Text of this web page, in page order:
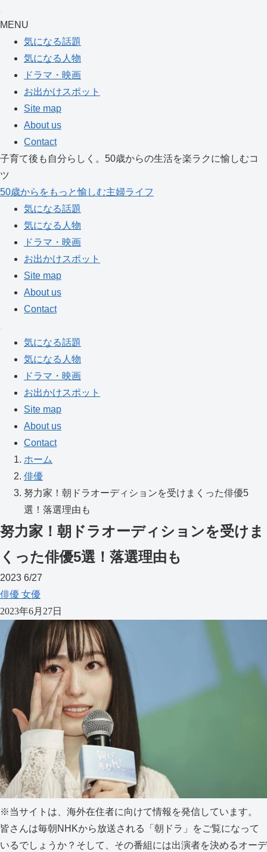
MENU
気になる話題
気になる人物
ドラマ・映画
お出かけスポット
Site map
About us
Contact
子育て後も自分らしく。50歳からの生活を楽ラクに愉しむコ
ツ
50歳からをもっと愉しむ主婦ライフ
気になる話題
気になる人物
ドラマ・映画
お出かけスポット
Site map
About us
Contact
気になる話題
気になる人物
ドラマ・映画
お出かけスポット
Site map
About us
Contact
ホーム
俳優
努力家！朝ドラオーディションを受けまくった俳優5
選！落選理由も
努力家！朝ドラオーディションを受けま
くった俳優5選！落選理由も
2023 6/27
俳優 女優
2023年6月27日
※当サイトは、海外在住者に向けて情報を発信しています。
皆さんは毎朝NHKから放送される「朝ドラ」をご覧になって
いるでしょうか？そして、その番組には出演者を決めるオーデ